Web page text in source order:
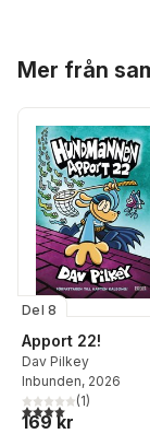
Mer från
Del 8
Apport 22!
Dav Pilkey
Inbunden, 2026
4,0utav 5 stjärnor.
(1)
169 kr